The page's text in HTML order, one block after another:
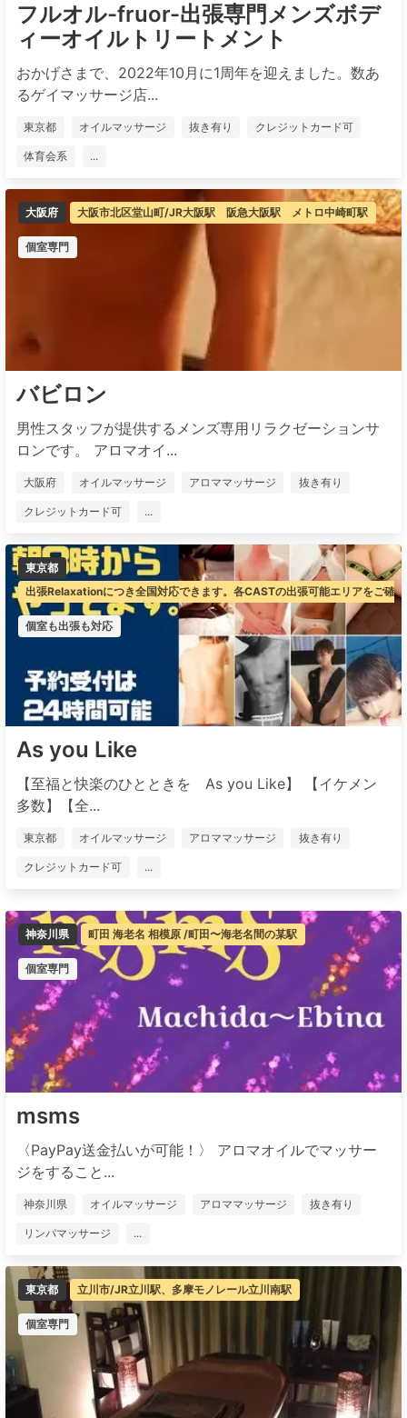
フルオル-fruor-出張専門メンズボデ
ィーオイルトリートメント
おかげさまで、2022年10月に1周年を迎えました。数あ
るゲイマッサージ店...
東京都 オイルマッサージ 抜き有り クレジットカード可
体育会系 ...
大阪府 大阪市北区堂山町/JR大阪駅 阪急大阪駅 メトロ中崎町駅
個室専門
バビロン
男性スタッフが提供するメンズ専用リラクゼーションサ
ロンです。 アロマオイ...
大阪府 オイルマッサージ アロママッサージ 抜き有り
クレジットカード可 ...
東京都
出張Relaxationにつき全国対応できます。各CASTの出張可能エリアをご
個室も出張も対応
As you Like
【至福と快楽のひとときを As you Like】 【イケメン
多数】【全...
東京都 オイルマッサージ アロママッサージ 抜き有り
クレジットカード可 ...
神奈川県 町田 海老名 相模原 /町田〜海老名間の某駅
個室専門
msms
〈PayPay送金払いが可能！〉 アロマオイルでマッサー
ジをすること...
神奈川県 オイルマッサージ アロママッサージ 抜き有り
リンパマッサージ ...
東京都 立川市/JR立川駅、多摩モノレール立川南駅
個室専門